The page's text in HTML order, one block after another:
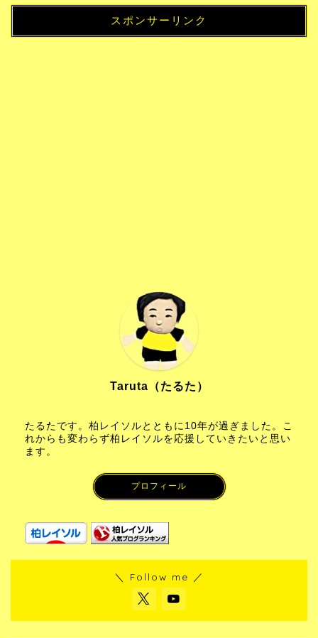
スポンサーリンク
Taruta（たるた）
たるたです。柏レイソルとともに10年が過ぎました。こ
れからも変わらず柏レイソルを応援していきたいと思い
ます。
プロフィール
＼ Follow me ／